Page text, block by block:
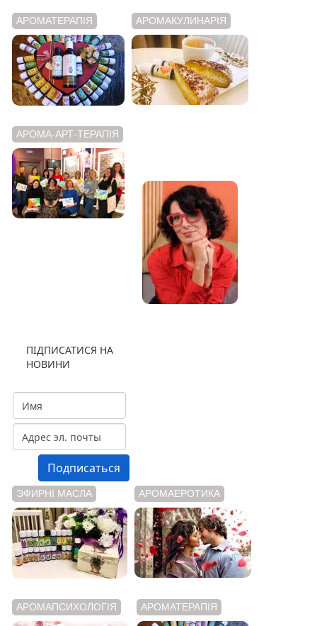
АРОМАТЕРАПІЯ АРОМАКУЛИНАРІЯ
АРОМА-АРТ-ТЕРАПІЯ
ПІДПИСАТИСЯ НА
НОВИНИ
ЭФИРНІ МАСЛА АРОМАЕРОТИКА
АРОМАПСИХОЛОГІЯ АРОМАТЕРАПІЯ